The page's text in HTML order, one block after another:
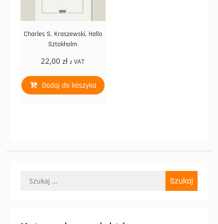
Charles S. Kraszewski, Hallo
Sztokholm
22,00zł z VAT
Dodaj do koszyka